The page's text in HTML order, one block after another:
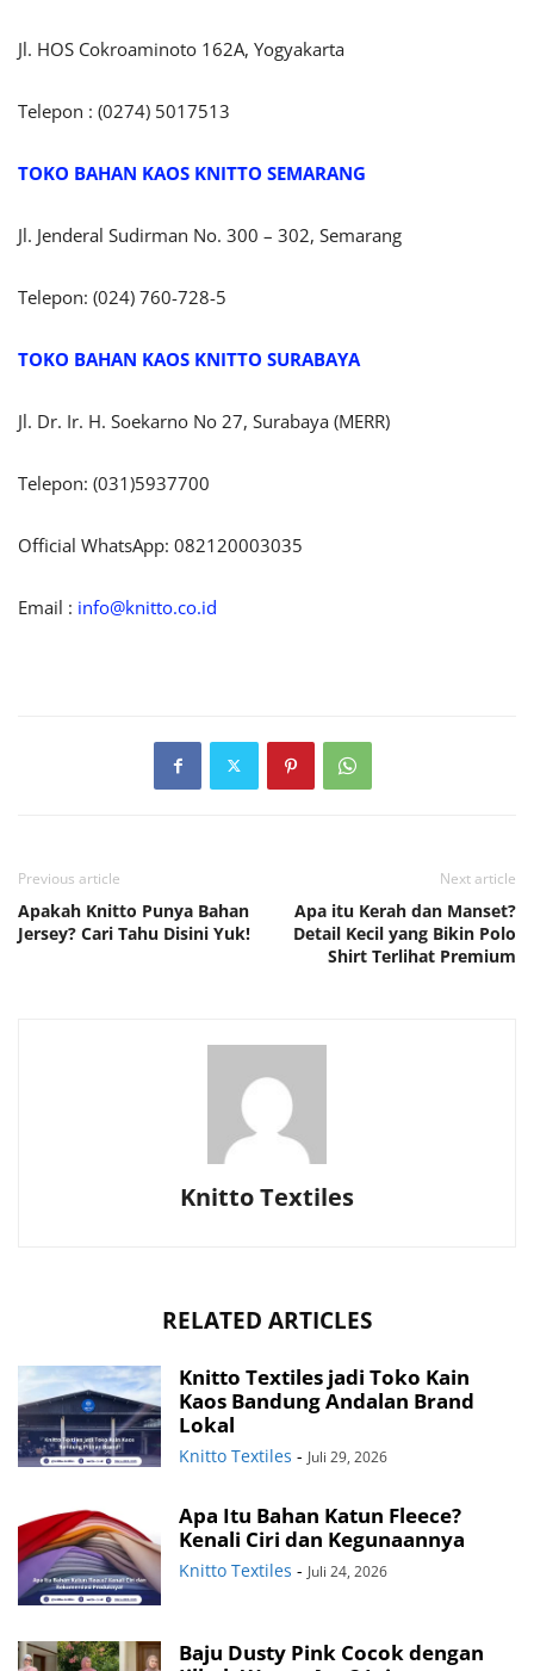
Jl. HOS Cokroaminoto 162A, Yogyakarta
Telepon : (0274) 5017513
TOKO BAHAN KAOS KNITTO SEMARANG
Jl. Jenderal Sudirman No. 300 – 302, Semarang
Telepon: (024) 760-728-5
TOKO BAHAN KAOS KNITTO SURABAYA
Jl. Dr. Ir. H. Soekarno No 27, Surabaya (MERR)
Telepon: (031)5937700
Official WhatsApp: 082120003035
Email : info@knitto.co.id
Previous article
Apakah Knitto Punya Bahan
Jersey? Cari Tahu Disini Yuk!
Next article
Apa itu Kerah dan Manset?
Detail Kecil yang Bikin Polo
Shirt Terlihat Premium
Knitto Textiles
RELATED ARTICLES
Knitto Textiles jadi Toko Kain
Kaos Bandung Andalan Brand
Lokal
Knitto Textiles - Juli 29, 2026
Apa Itu Bahan Katun Fleece?
Kenali Ciri dan Kegunaannya
Knitto Textiles - Juli 24, 2026
Baju Dusty Pink Cocok dengan